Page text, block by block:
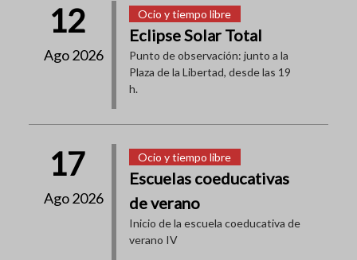
12
Ago 2026
Ocio y tiempo libre
Eclipse Solar Total
Punto de observación: junto a la
Plaza de la Libertad, desde las 19
h.
17
Ago 2026
Ocio y tiempo libre
Escuelas coeducativas
de verano
Inicio de la escuela coeducativa de
verano IV